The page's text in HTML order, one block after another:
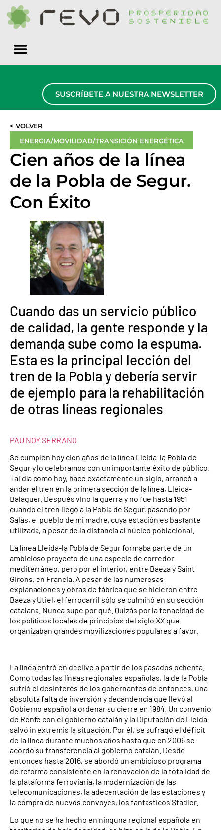
SUSCRÍBETE A NUESTRA NEWSLETTER
< VOLVER
ENERGIA/MOVILIDAD/TRANSICIÓN ENERGÉTICA
Cien años de la línea
de la Pobla de Segur.
Con Éxito
Cuando das un servicio público
de calidad, la gente responde y la
demanda sube como la espuma.
Esta es la principal lección del
tren de la Pobla y debería servir
de ejemplo para la rehabilitación
de otras líneas regionales
PAU NOY SERRANO
Se cumplen hoy cien años de la línea Lleida-la Pobla de
Segur y lo celebramos con un importante éxito de público.
Tal día como hoy, hace exactamente un siglo, arrancó a
andar el tren en la primera sección de la línea, Lleida-
Balaguer. Después vino la guerra y no fue hasta 1951
cuando el tren llegó a la Pobla de Segur, pasando por
Salàs, el pueblo de mi madre, cuya estación es bastante
utilizada, a pesar de la distancia al núcleo poblacional.
La línea Lleida-la Pobla de Segur formaba parte de un
ambicioso proyecto de una especie de corredor
mediterráneo, pero por el interior, entre Baeza y Saint
Girons, en Francia. A pesar de las numerosas
explanaciones y obras de fábrica que se hicieron entre
Baeza y Utiel, el ferrocarril sólo se culminó en su sección
catalana. Nunca supe por qué. Quizás por la tenacidad de
los políticos locales de principios del siglo XX que
organizaban grandes movilizaciones populares a favor.
La línea entró en declive a partir de los pasados ochenta.
Como todas las líneas regionales españolas, la de la Pobla
sufrió el desinterés de los gobernantes de entonces, una
absoluta falta de inversión y decandencia que llevó al
Gobierno español a ordenar su cierre en 1984. Un convenio
de Renfe con el gobierno catalán y la Diputación de Lleida
salvó in extremis la situación. Por él, se sufragó el déficit
de la línea durante muchos años hasta que en 2006 se
acordó su transferencia al gobierno catalán. Desde
entonces hasta 2016, se abordó un ambicioso programa
de reforma consistente en la renovación de la totalidad de
la plataforma ferroviaria, la modernización de las
telecomunicaciones, la adecentación de las estaciones y
la compra de nuevos convoyes, los fantásticos Stadler.
Lo que no se ha hecho en ninguna regional española en